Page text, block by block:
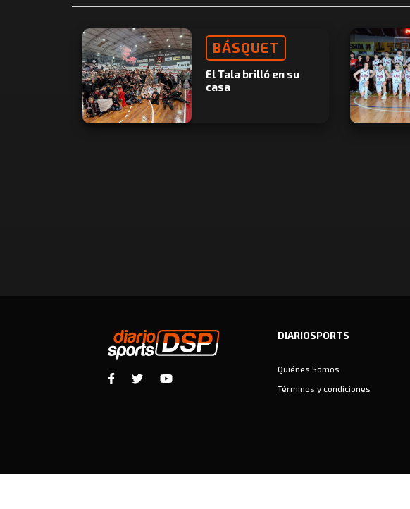
BÁSQUET
El Tala brilló en su
casa
DIARIOSPORTS
Quiénes Somos
Términos y condiciones